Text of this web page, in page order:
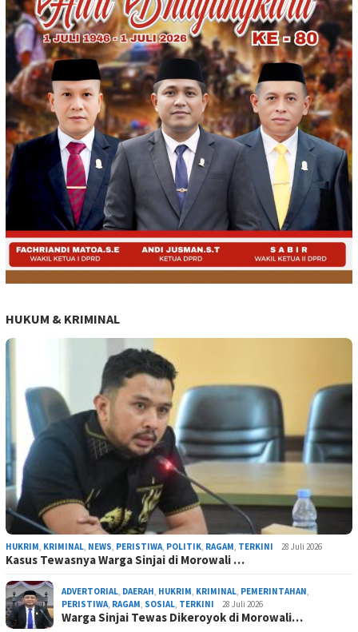
HUKUM & KRIMINAL
HUKRIM, KRIMINAL, NEWS, PERISTIWA, POLITIK, RAGAM, TERKINI 28 Juli 2026
Kasus Tewasnya Warga Sinjai di Morowali …
ADVERTORIAL, DAERAH, HUKRIM, KRIMINAL, PEMERINTAHAN,
PERISTIWA, RAGAM, SOSIAL, TERKINI 28 Juli 2026
Warga Sinjai Tewas Dikeroyok di Morowali…